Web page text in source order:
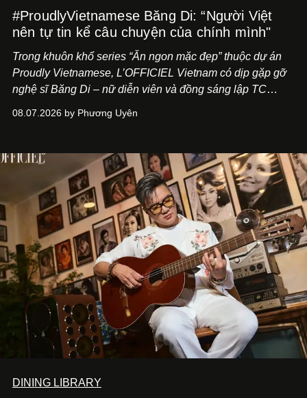
#ProudlyVietnamese Băng Di: “Người Việt
nên tự tin kể câu chuyện của chính mình"
Trong khuôn khổ series “Ăn ngon mặc đẹp” thuộc dự án
Proudly Vietnamese, L’OFFICIEL Vietnam có dịp gặp gỡ
nghệ sĩ Băng Di – nữ diễn viên và đồng sáng lập TC
Kitchen Bar và SALEM tại TP.HCM.
08.07.2026 by Phương Uyên
DINING LIBRARY